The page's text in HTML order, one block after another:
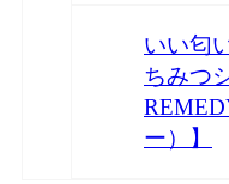
いい匂
ちみつ
ー）】